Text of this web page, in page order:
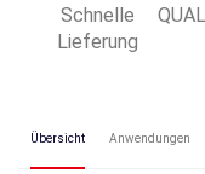
Schnelle
Lieferung
Übersicht Anwendungen